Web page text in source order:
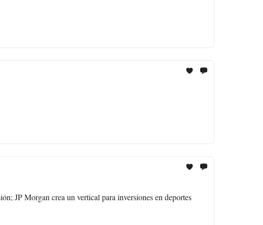
JP Morgan crea un vertical para inversiones en deportes